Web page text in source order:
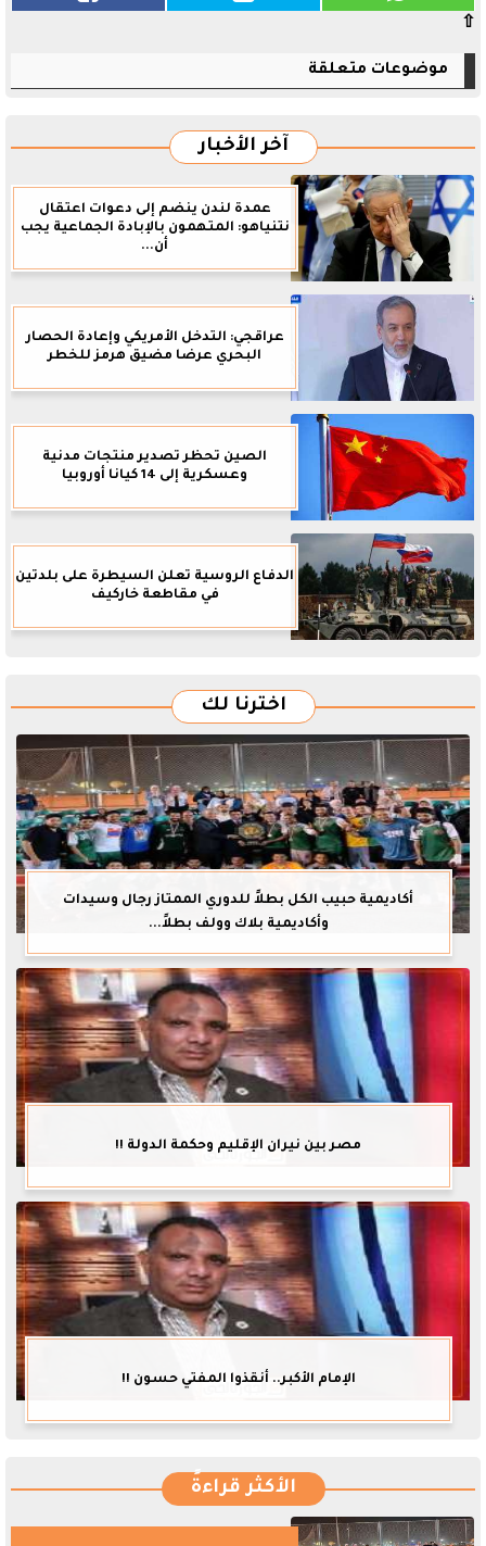
⇧
موضوعات متعلقة
آخر الأخبار
عمدة لندن ينضم إلى دعوات اعتقال
نتنياهو: المتهمون بالإبادة الجماعية يجب
أن...
عراقجي: التدخل الأمريكي وإعادة الحصار
البحري عرضا مضيق هرمز للخطر
الصين تحظر تصدير منتجات مدنية
وعسكرية إلى 14 كيانا أوروبيا
الدفاع الروسية تعلن السيطرة على بلدتين
في مقاطعة خاركيف
اخترنا لك
أكاديمية حبيب الكل بطلاً للدوري الممتاز رجال وسيدات
وأكاديمية بلاك وولف بطلاً...
مصر بين نيران الإقليم وحكمة الدولة !!
الإمام الأكبر.. أنقذوا المفتي حسون !!
الأكثر قراءةً